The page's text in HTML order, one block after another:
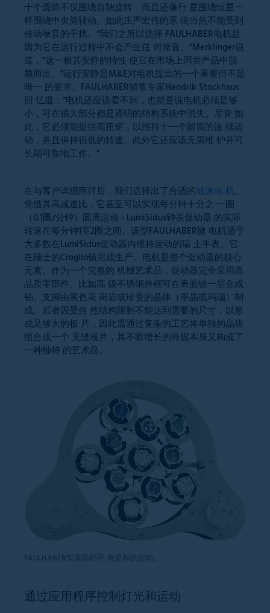
十个圆筒不仅围绕自轴旋转，而且还像行 星围绕恒星一
样围绕中央筒转动。如此庄严宏伟的系 统当然不能受到
传动噪音的干扰。“我们之所以选择 FAULHABER电机是
因为它在运行过程中不会产生任 何噪音。”Merklinger说
道，“这一极其安静的特性 使它在市场上同类产品中脱
颖而出。”运行安静是M&E对电机提出的一个重要但不是
唯一 的要求。FAULHABER销售专家Hendrik Stockhaus
回 忆道：“电机还应该看不到，也就是说电机必须足够
小，可在很大部分都是透明的结构系统中消失。尽管 如
此，它必须能提供高扭矩，以维持十一个圆筒的连 续运
动，并且保持很低的转速。此外它还应该无需维 护并可
长期可靠地工作。”
在与客户详细商讨后，我们选择出了合适的减速电 机
凭借其高减速比，它甚至可以实现每分钟十分之 一圈
（0.1圈/分钟）圆周运动 - LumiSidus钟表促动器 的实际
转速在每分钟1至2圈之间。该型FAULHABER微 电机适于
大多数在LumiSidus促动器内维持运动的瑞 士手表。它
在瑞士的Croglio镇完成生产。电机是整个促动器的核心
元素。作为一个完整的 机械艺术品，促动器完全采用高
品质零部件。比如高 级不锈钢外框可在表面镀一层金或
铂。支脚由黑色花 岗岩或珍贵的晶体（墨晶或玛瑙）制
成。后者因受自 然结构限制不能达到需要的尺寸，以形
成足够大的板 片，因此需通过复杂的工艺将单独的晶块
组合成一个 无缝板片，其不断增长的外观本身又构成了
一种独特 的艺术品。
FAULHABER实现高档手 表柔和的运动。
通过应用程序控制灯光和运动